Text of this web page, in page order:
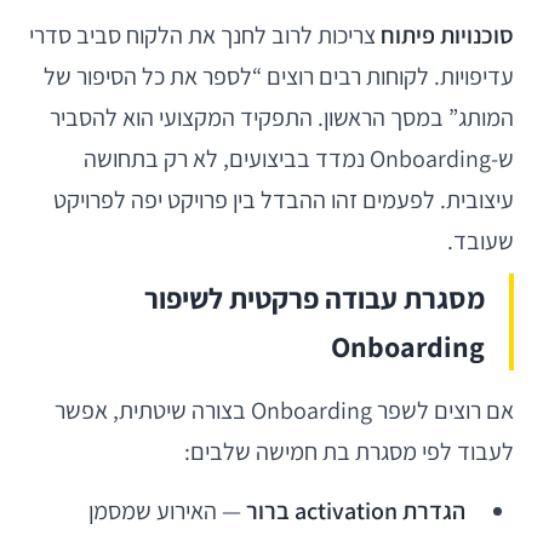
סוכנויות פיתוחצריכות לרוב לחנך את הלקוח סביב סדרי
עדיפויות. לקוחות רבים רוצים “לספר את כל הסיפור של
המותג” במסך הראשון. התפקיד המקצועי הוא להסביר
ש-Onboarding נמדד בביצועים, לא רק בתחושה
עיצובית. לפעמים זהו ההבדל בין פרויקט יפה לפרויקט
שעובד.
מסגרת עבודה פרקטית לשיפור
Onboarding
אם רוצים לשפר Onboarding בצורה שיטתית, אפשר
לעבוד לפי מסגרת בת חמישה שלבים:
הגדרת activation ברור
— האירוע שמסמן